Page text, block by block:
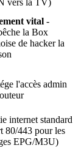
vers la TV)
vital -
la Box
de hacker la
l'accès admin
internet standard
80/443 pour les
EPG/M3U)